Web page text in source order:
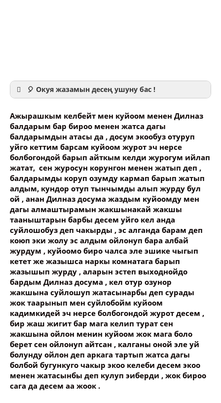
🎈 Окуя жазамын десең ушуну бас !
Ваше имя
Название сообщения
Опубликовать контент
Ажырашкым келбейт мен куйоом менен Дилназ
балдарым бар бироо менен жатса дагы
балдарымдын атасы да , досум экообуз отуруп
уйго кеттим барсам куйоом журот эч нерсе
болбогондой барып айткым келди журогум ийлап
жатат, сен журосун корунгон менен жатып деп ,
балдарымды коруп озумду кармап барып жатып
алдым, кундор отуп тынчымды алып журду бул
ой , анан Дилназ досума жаздым куйоомду мен
дагы алмаштырамын жакшынакай жакшы
тааныштарын барбы десем уйго кел анда
суйлошобуз деп чакырды , эс алганда барам деп
коюп эки жолу эс алдым ойлонуп бара албай
журдум , куйоомо биро чалса эле эшике чыгып
кетет же жазышса наркы комнатага барып
жазышып журду , аларын эстеп выходнойдо
бардым Дилназ досума , кел отур озунор
жакшына суйлошуп жатасынарбы деп сурады
жок таарынып мен суйлобойм куйоом
кадимкидей эч нерсе болбогондой журот десем ,
бир жаш жигит бар мага келип турат сен
жакшына ойлон менин куйоом жок мага боло
берет сен ойлонуп айтсан , калганы оной эле уй
болунду ойлон деп аркага тартып жатса дагы
болбой бугункуго чакыр экоо келеби десем экоо
менен жатасынбы деп кулуп эиберди , жок бироо
сага да десем аа жоок .